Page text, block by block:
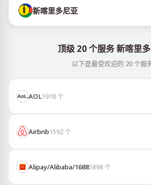
新喀里多尼亚
顶级 20 个服务 新喀里
以下是最受欢迎的 20 个服
AOL1918个
Airbnb1592个
Alipay/Alibaba/16885898个